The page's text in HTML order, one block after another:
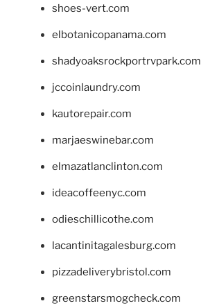
shoes-vert.com
elbotanicopanama.com
shadyoaksrockportrvpark.com
jccoinlaundry.com
kautorepair.com
marjaeswinebar.com
elmazatlanclinton.com
ideacoffeenyc.com
odieschillicothe.com
lacantinitagalesburg.com
pizzadeliverybristol.com
greenstarsmogcheck.com